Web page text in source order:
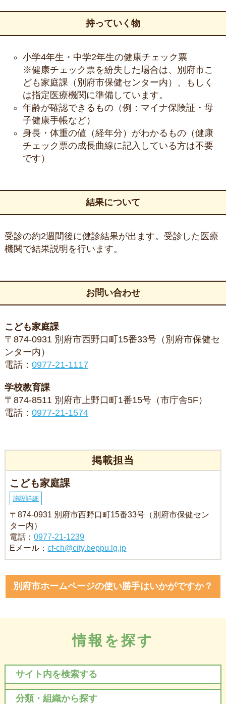
持っていく物
小学4年生・中学2年生の健康チェック票
※健康チェック票を紛失した場合は、別府市こ
ども家庭課（別府市保健センター内）、もしく
は指定医療機関に準備しています。
年齢が確認できるもの（例：マイナ保険証・母
子健康手帳など）
身長・体重の値（経年分）がわかるもの（健康
チェック票の成長曲線に記入している方は不要
です）
結果について
受診の約2週間後に健診結果が出ます。受診した医療
機関で結果説明を行います。
お問い合わせ
こども家庭課
〒874-0931 別府市西野口町15番33号（別府市保健セ
ンター内）
電話： 0977-21-1117
学校教育課
〒874-8511 別府市上野口町1番15号（市庁舎5F）
電話： 0977-21-1574
掲載担当
こども家庭課
施設詳細
〒874-0931 別府市西野口町15番33号（別府市保健セン
ター内）
電話：0977-21-1239
Eメール：cf-ch@city.beppu.lg.jp
別府市ホームページの使い勝手はいかがですか？
情報を探す
サイト内を検索する
分類・組織から探す